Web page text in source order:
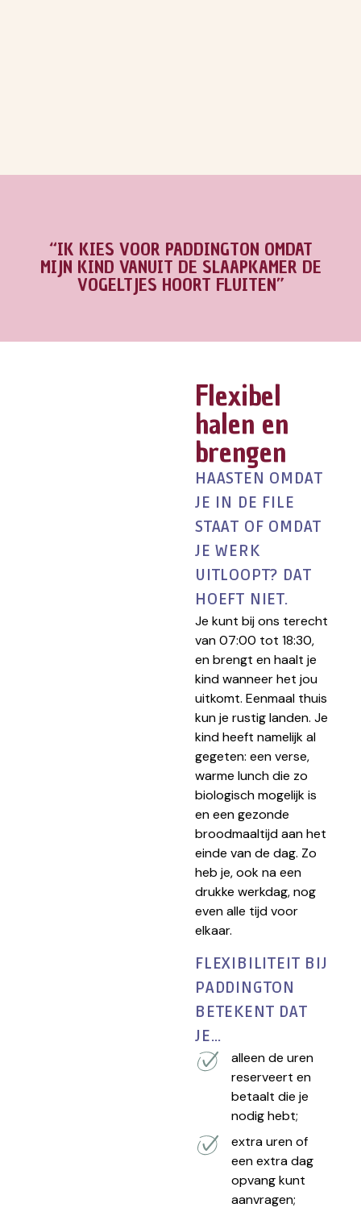
“IK KIES VOOR PADDINGTON OMDAT
MIJN KIND VANUIT DE SLAAPKAMER DE
VOGELTJES HOORT FLUITEN”
Flexibel
halen en
brengen
HAASTEN OMDAT
JE IN DE FILE
STAAT OF OMDAT
JE WERK
UITLOOPT? DAT
HOEFT NIET.
Je kunt bij ons terecht
van 07:00 tot 18:30,
en brengt en haalt je
kind wanneer het jou
uitkomt. Eenmaal thuis
kun je rustig landen. Je
kind heeft namelijk al
gegeten: een verse,
warme lunch die zo
biologisch mogelijk is
en een gezonde
broodmaaltijd aan het
einde van de dag. Zo
heb je, ook na een
drukke werkdag, nog
even alle tijd voor
elkaar.
FLEXIBILITEIT BIJ
PADDINGTON
BETEKENT DAT
JE…
alleen de uren
reserveert en
betaalt die je
nodig hebt;
extra uren of
een extra dag
opvang kunt
aanvragen;